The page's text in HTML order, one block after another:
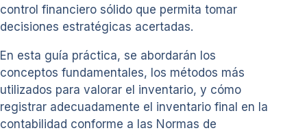
control financiero sólido que permita tomar
decisiones estratégicas acertadas.
En esta guía práctica, se abordarán los
conceptos fundamentales, los métodos más
utilizados para valorar el inventario, y cómo
registrar adecuadamente el inventario final en la
contabilidad conforme a las Normas de